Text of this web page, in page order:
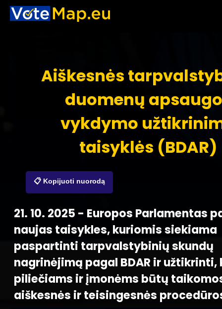
Aiškesnės
duomenų
vykdymo
taisyklės (BDAR)
📋 Kopijuoti nuorodą
21. 10. 2025 - Europos Parlamentas
naujas taisykles, kuriomis siekiama
paspartinti tarpvalstybinių skundų
nagrinėjimą pagal BDAR ir užtikrinti,
piliečiams ir įmonėms būtų
aiškesnės ir teisingesnės